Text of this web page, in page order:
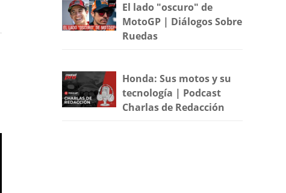
El lado "oscuro" de
MotoGP | Diálogos Sobre
Ruedas
Honda: Sus motos y su
tecnología | Podcast
Charlas de Redacción